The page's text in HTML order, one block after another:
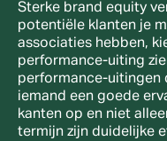
Sterke brand equity
potentiële klanten je
associaties hebben,
performance-uiting
performance-uitingen
iemand een goede
kanten op en niet
termijn zijn duidelijke